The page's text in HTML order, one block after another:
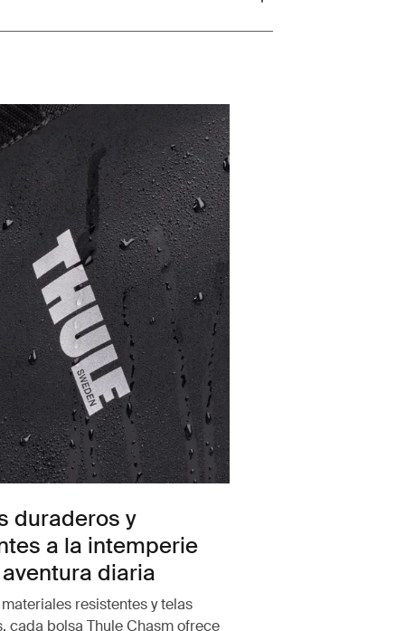
duraderos y
a la intemperie
diaria
resistentes y telas
cada bolsa Thule Chasm ofrece